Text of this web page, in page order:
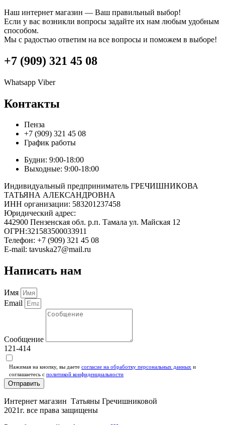
Наш интернет магазин — Ваш правильный выбор!
Если у вас возникли вопросы задайте их нам любым удобным
способом.
Мы с радостью ответим на все вопросы и поможем в выборе!
+7 (909) 321 45 08
Whatsapp Viber
Контакты
Пенза
+7 (909) 321 45 08
График работы
Будни: 9:00-18:00
Выходные: 9:00-18:00
Индивидуальный предприниматель ГРЕЧИШНИКОВА
ТАТЬЯНА АЛЕКСАНДРОВНА
ИНН организации: 583201237458
Юридический адрес:
442900 Пензенская обл. р.п. Тамала ул. Майская 12
ОГРН:321583500033911
Телефон: +7 (909) 321 45 08
E-mail: tavuska27@mail.ru
Написать нам
Имя
Email
Сообщение
121-414
Нажимая на кнопку, вы даете согласие на обработку персональных данных и
соглашаетесь c политикой конфиденциальности
Отправить
Интернет магазин Татьяны Гречишниковой
2021г. все права защищены